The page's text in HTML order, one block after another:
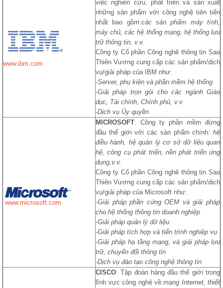
www.ibm.com
việc nghiên cứu, phát triển và sản xuất
những sản phẩm với công nghệ tiên tiến
nhất bao gồm:các sản phẩm máy tính,
máy chủ, các hệ thống mạng, hệ thống lưu
trữ thông tin, v.v.
Công ty Cổ phần Công nghê thông tin Sao
Thiên Vương cung cấp các sản phẩm/dịch
vụ/giải pháp của IBM như:
-Server, phụ kiện và phần mềm hệ thống
-Giải pháp trọn gói cho các ngành Giáo
dục, Tài chính, Chính phủ, v.v
-Dịch vụ Ủy quyền
www.microsoft.com
MICROSOFT: Công ty phần mềm đứng
đầu thế giới với các sản phẩm chính: hệ
điều hành, hệ quản lý cơ sở dữ liệu quan
hệ, công cụ phát triển, nền phát triển ứng
dụng,v.v.
Công ty Cổ phần Công nghê thông tin Sao
Thiên Vương cung cấp các sản phẩm/dịch
vụ/giải pháp của Microsoft như:
-Giải pháp phần cứng OEM và giải pháp
cho hệ thống thông tin doanh nghiệp
-Giải pháp quản lý dữ liệu
-Giải pháp tích hợp và tiến trình nghiệp vụ
-Giải pháp hạ tầng mạng, và giải pháp lưu
trữ, chuyển đổi thông tin
-Dịch vụ đào tạo công nghệ thông tin
CISCO: Tập đoàn hàng đầu thế giới trong
lĩnh vực công nghệ về:mạng Internet, thiết